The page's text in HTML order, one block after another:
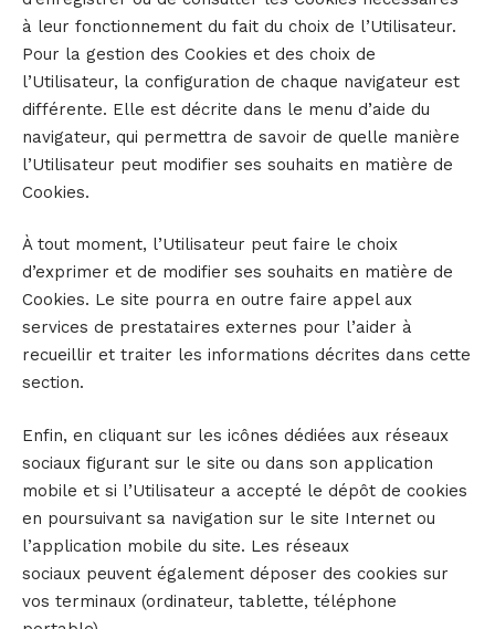
à leur fonctionnement du fait du choix de l’Utilisateur.
Pour la gestion des Cookies et des choix de
l’Utilisateur, la configuration de chaque navigateur est
différente. Elle est décrite dans le menu d’aide du
navigateur, qui permettra de savoir de quelle manière
l’Utilisateur peut modifier ses souhaits en matière de
Cookies.
À tout moment, l’Utilisateur peut faire le choix
d’exprimer et de modifier ses souhaits en matière de
Cookies. Le site pourra en outre faire appel aux
services de prestataires externes pour l’aider à
recueillir et traiter les informations décrites dans cette
section.
Enfin, en cliquant sur les icônes dédiées aux réseaux
sociaux figurant sur le site ou dans son application
mobile et si l’Utilisateur a accepté le dépôt de cookies
en poursuivant sa navigation sur le site Internet ou
l’application mobile du site. Les réseaux
sociaux peuvent également déposer des cookies sur
vos terminaux (ordinateur, tablette, téléphone